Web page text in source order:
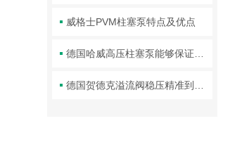
威格士PVM柱塞泵特点及优点